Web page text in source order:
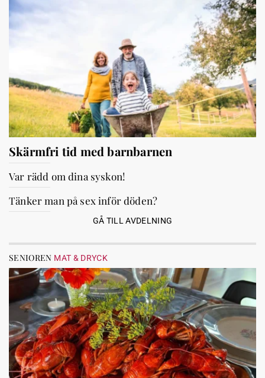
Skärmfri tid med barnbarnen
Var rädd om dina syskon!
Tänker man på sex inför döden?
GÅ TILL AVDELNING
SENIOREN MAT & DRYCK